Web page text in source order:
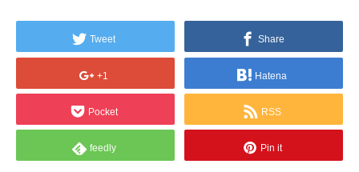
Tweet Share
+1 Hatena
Pocket RSS
feedly Pin it